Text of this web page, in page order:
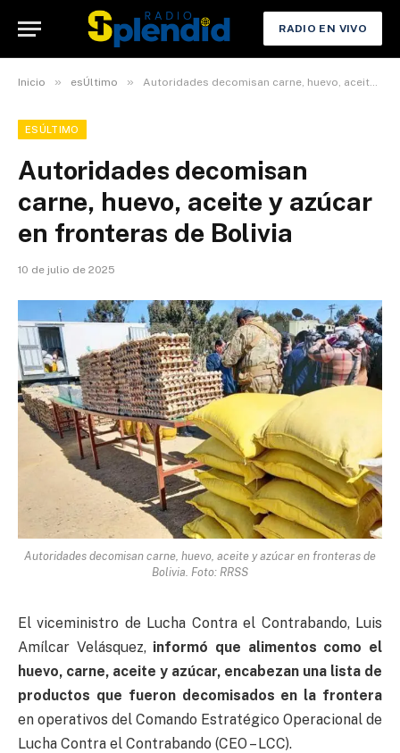
RADIO EN VIVO
Inicio » esÚltimo » Autoridades decomisan carne, huevo, aceite y azúcar en fronteras de Bolivia
ESÚLTIMO
Autoridades decomisan
carne, huevo, aceite y azúcar
en fronteras de Bolivia
10 de julio de 2025
Autoridades decomisan carne, huevo, aceite y azúcar en fronteras de
Bolivia. Foto: RRSS
El viceministro de Lucha Contra el Contrabando, Luis
Amílcar Velásquez, informó que alimentos como el
huevo, carne, aceite y azúcar, encabezan una lista de
productos que fueron decomisados en la frontera
en operativos del Comando Estratégico Operacional de
Lucha Contra el Contrabando (CEO – LCC).